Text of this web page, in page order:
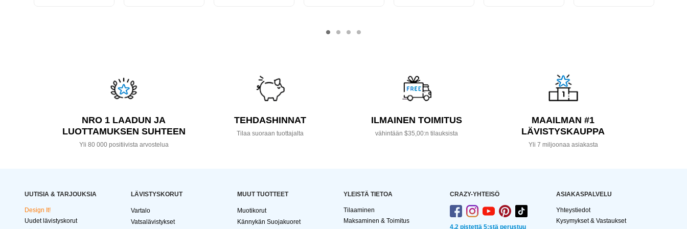
NRO 1 LAADUN JA
LUOTTAMUKSEN SUHTEEN
Yli 80 000 positiivista arvostelua
TEHDASHINNAT
Tilaa suoraan tuottajalta
ILMAINEN TOIMITUS
vähintään $35,00:n tilauksista
MAAILMAN #1
LÄVISTYSKAUPPA
Yli 7 miljoonaa asiakasta
UUTISIA & TARJOUKSIA
Design It!
Uudet lävistyskorut
LÄVISTYSKORUT
Vartalo
Vatsalävistykset
MUUT TUOTTEET
Muotikorut
Kännykän Suojakuoret
YLEISTÄ TIETOA
Tilaaminen
Maksaminen & Toimitus
CRAZY-YHTEISÖ
4,2 pistettä 5:stä perustuu
ASIAKASPALVELU
Yhteystiedot
Kysymykset & Vastaukset